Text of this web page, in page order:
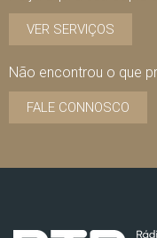
VER SERVIÇOS
Não encontrou o que
FALE CONNOSCO